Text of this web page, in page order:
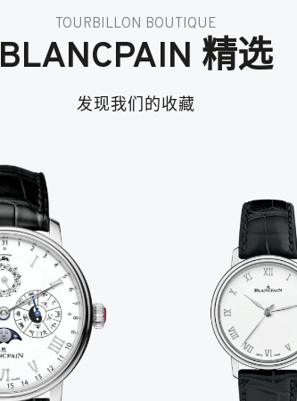
TOURBILLON BOUTIQUE
BLANCPAIN 精选
发现我们的收藏